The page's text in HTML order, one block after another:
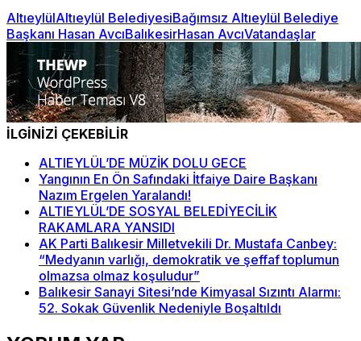
AltıeylülAltıeylül BelediyesiBağımsız Altıeylül Belediye
Başkanı Hasan AvcıBalıkesirHasan AvcıVatandaşlar
İLGİNİZİ ÇEKEBİLİR
ALTIEYLÜL’DE MÜZİK DOLU GECE
Yangının En Ön Safındaki İtfaiye Daire Başkanı
Nazım Ergelen Yaralandı!
ALTIEYLÜL’DE SOSYAL BELEDİYECİLİK
RAKAMLARA YANSIDI
AK Parti Balıkesir Milletvekili Dr. Mustafa Canbey:
“Medyanın varlığı, demokratik ve şeffaf toplumun
olmazsa olmaz koşuludur”
Balıkesir Sanayi Sitesi’nde Kimyasal Sızıntı Alarmı:
52. Sokak Güvenlik Nedeniyle Boşaltıldı